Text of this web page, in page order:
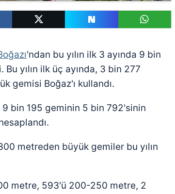
'ndan bu yılın ilk 3 ayında 9 bin
yılın ilk üç ayında, 3 bin 277
gemisi Boğaz'ı kullandı.
bin 195 geminin 5 bin 792'sinin
metreden büyük gemiler bu yılın
metre, 593'ü 200-250 metre, 2